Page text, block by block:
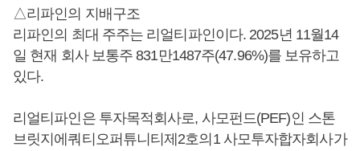
△리파인의 지배구조
리파인의 최대 주주는 리얼티파인이다. 2025년 11월14
일 현재 회사 보통주 831만1487주(47.96%)를 보유하고
있다.
리얼티파인은 투자목적회사로, 사모펀드(PEF)인 스톤
브릿지에쿼티오퍼튜니티제2호의1 사모투자합자회사가